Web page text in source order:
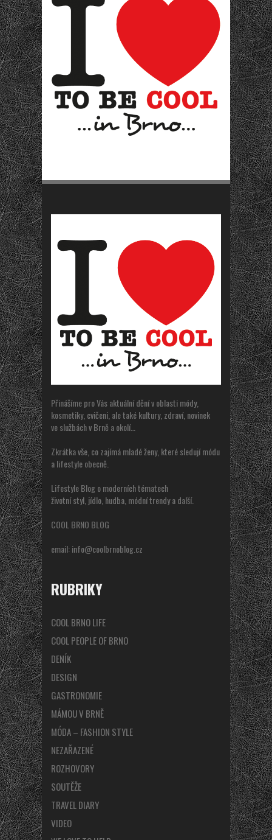
Přinášíme pro Vás aktuální dění v oblasti módy,
kosmetiky, cvičeni, ale také kultury, zdraví, novinek
ve službách v Brně a okolí…
Zkrátka vše, co zajímá mladé ženy, které sledují módu
a lifestyle obecně.
Lifestyle Blog o moderních tématech
životní styl, jídlo, hudba, módní trendy a další.
COOL BRNO BLOG
email:info@coolbrnoblog.cz
RUBRIKY
COOL BRNO LIFE
COOL PEOPLE OF BRNO
DENÍK
DESIGN
GASTRONOMIE
MÁMOU V BRNĚ
MÓDA – FASHION STYLE
NEZAŘAZENÉ
ROZHOVORY
SOUTĚŽE
TRAVEL DIARY
VIDEO